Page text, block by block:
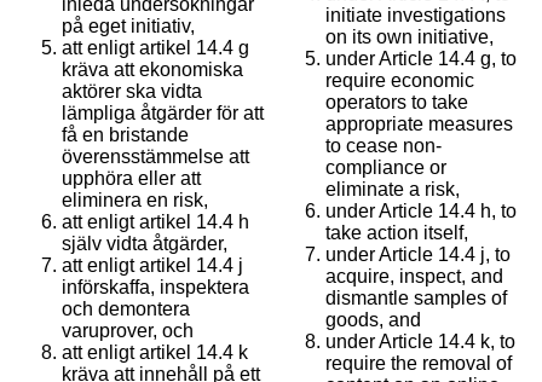
på eget initiativ,
att enligt artikel 14.4 g
kräva att ekonomiska
aktörer ska vidta
lämpliga åtgärder för att
få en bristande
överensstämmelse att
upphöra eller att
eliminera en risk,
att enligt artikel 14.4 h
själv vidta åtgärder,
att enligt artikel 14.4 j
införskaffa, inspektera
och demontera
varuprover, och
att enligt artikel 14.4 k
kräva att innehåll på ett
initiate investigations
on its own initiative,
under Article 14.4 g, to
require economic
operators to take
appropriate measures
to cease non-
compliance or
eliminate a risk,
under Article 14.4 h, to
take action itself,
under Article 14.4 j, to
acquire, inspect, and
dismantle samples of
goods, and
under Article 14.4 k, to
require the removal of